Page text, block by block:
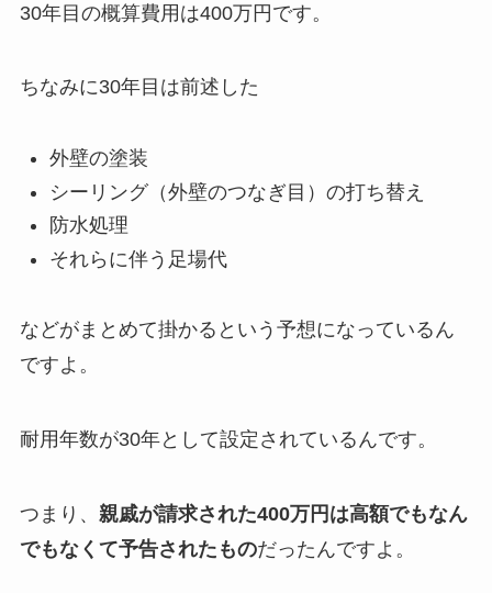
30年目の概算費用は400万円です。
ちなみに30年目は前述した
外壁の塗装
シーリング（外壁のつなぎ目）の打ち替え
防水処理
それらに伴う足場代
などがまとめて掛かるという予想になっているん
ですよ。
耐用年数が30年として設定されているんです。
つまり、 親戚が請求された400万円は高額でもなん
でもなくて予告されたものだったんですよ。